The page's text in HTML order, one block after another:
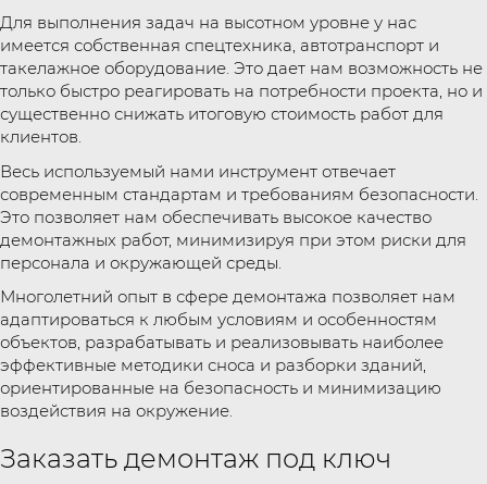
Для выполнения задач на высотном уровне у нас
имеется собственная спецтехника, автотранспорт и
такелажное оборудование. Это дает нам возможность не
только быстро реагировать на потребности проекта, но и
существенно снижать итоговую стоимость работ для
клиентов.
Весь используемый нами инструмент отвечает
современным стандартам и требованиям безопасности.
Это позволяет нам обеспечивать высокое качество
демонтажных работ, минимизируя при этом риски для
персонала и окружающей среды.
Многолетний опыт в сфере демонтажа позволяет нам
адаптироваться к любым условиям и особенностям
объектов, разрабатывать и реализовывать наиболее
эффективные методики сноса и разборки зданий,
ориентированные на безопасность и минимизацию
воздействия на окружение.
Заказать демонтаж под ключ